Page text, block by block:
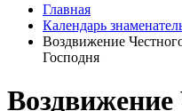
Главная
Календарь
Воздвижение
Господня
Воздвижение